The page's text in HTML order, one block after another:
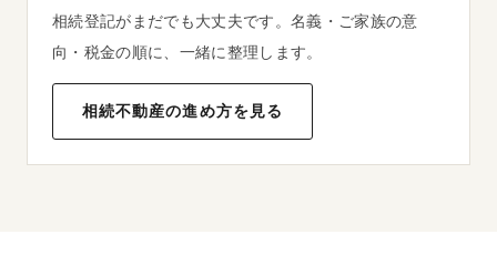
相続登記がまだでも大丈夫です。名義・ご家族の意
向・税金の順に、一緒に整理します。
相続不動産の進め方を見る